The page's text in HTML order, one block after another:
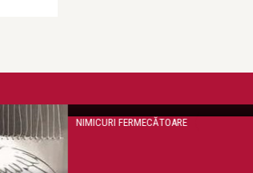
NIMICURI FERMECĂTOARE